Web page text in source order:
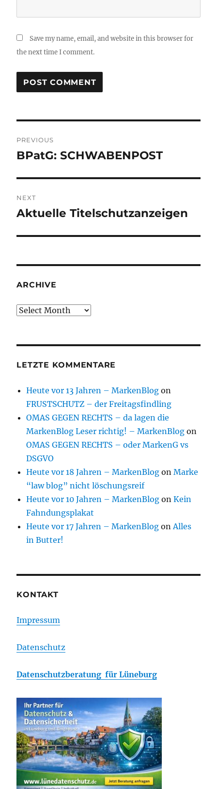
Save my name, email, and website in this browser for
the next time I comment.
navigation
PREVIOUS
Previous
BPatG: SCHWABENPOST
NEXT
Next
Aktuelle Titelschutzanzeigen
ARCHIVE
Archive
LETZTE KOMMENTARE
Heute vor 13 Jahren – MarkenBlog on
FRUSTSCHUTZ – der Freitagsfindling
OMAS GEGEN RECHTS – da lagen die
MarkenBlog Leser richtig! – MarkenBlog on
OMAS GEGEN RECHTS – oder MarkenG vs
DSGVO
Heute vor 18 Jahren – MarkenBlog onMarke
“law blog” nicht löschungsreif
Heute vor 10 Jahren – MarkenBlog onKein
Fahndungsplakat
Heute vor 17 Jahren – MarkenBlog onAlles
in Butter!
KONTAKT
Impressum
Datenschutz
Datenschutzberatung für Lüneburg